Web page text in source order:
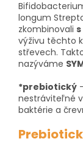
longum
zkombinovali
výživu těchto
střevech.
nazýváme
*prebiotický
nestráviteľné
baktérie a